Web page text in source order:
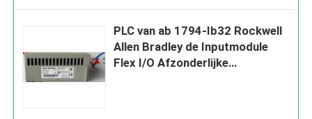
PLC van ab 1794-Ib32 Rockwell
Allen Bradley de Inputmodule
Flex I/O Afzonderlijke